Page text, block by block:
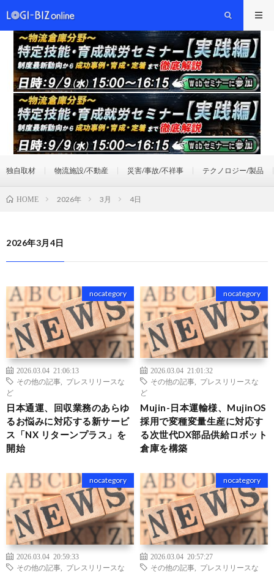
独自取材 物流施設/不動産 災害/事故/不祥事 テクノロジー/製品
HOME 2026年 3月 4日
2026年3月4日
nocategory
2026.03.04 21:06:13
その他の記事
プレスリリースな
ど
日本通運、回収業務のあらゆ
るお悩みに対応する新サービ
ス「NX リターンプラス」を
開始
nocategory
2026.03.04 21:01:32
その他の記事
プレスリリースな
ど
Mujin-日本運輸様、MujinOS
採用で変種変量生産に対応す
る次世代DX部品供給ロボット
倉庫を構築
nocategory
2026.03.04 20:59:33
その他の記事
プレスリリースな
nocategory
2026.03.04 20:57:27
その他の記事
プレスリリースな